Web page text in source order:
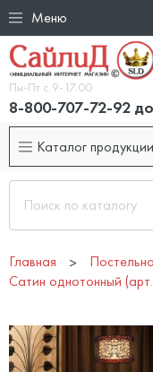
Меню
Пн-Пт с 9-17.00
8-800-707-72-92
Каталог продукции
Главная
Сатин однотонный